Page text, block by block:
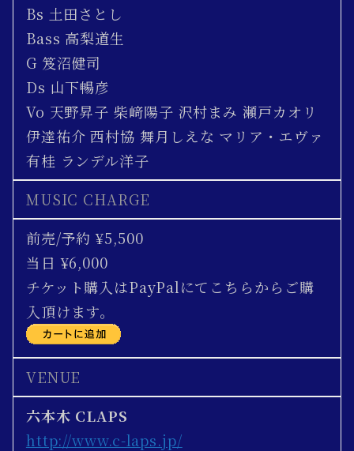
Bs 土田さとし
Bass 高梨道生
G 笈沼健司
Ds 山下暢彦
Vo 天野昇子 柴﨑陽子 沢村まみ 瀬戸カオリ
伊達祐介 西村協 舞月しえな マリア・エヴァ
有桂 ランデル洋子
MUSIC CHARGE
前売/予約 ¥5,500
当日 ¥6,000
チケット購入はPayPalにてこちらからご購
入頂けます。
VENUE
六本木 CLAPS
http://www.c-laps.jp/